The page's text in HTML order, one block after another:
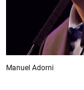
Manuel Adorni